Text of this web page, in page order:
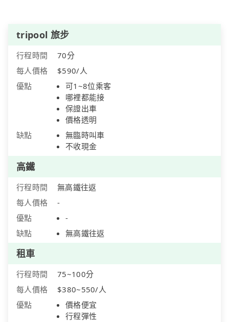
tripool 旅步
行程時間
70分
每人價格
$590/人
優點
可1~8位乘客
哪裡都能接
保證出車
價格透明
缺點
無臨時叫車
不收現金
高鐵
行程時間
無高鐵往返
每人價格
-
優點
-
缺點
無高鐵往返
租車
行程時間
75~100分
每人價格
$380~550/人
優點
價格便宜
行程彈性